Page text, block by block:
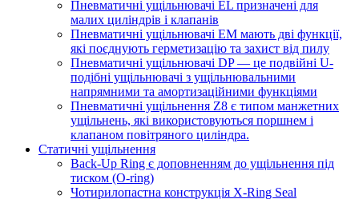
Пневматичні ущільнювачі EL призначені для
малих циліндрів і клапанів
Пневматичні ущільнювачі EM мають дві функції,
які поєднують герметизацію та захист від пилу
Пневматичні ущільнювачі DP — це подвійні U-
подібні ущільнювачі з ущільнювальними
напрямними та амортизаційними функціями
Пневматичні ущільнення Z8 є типом манжетних
ущільнень, які використовуються поршнем і
клапаном повітряного циліндра.
Статичні ущільнення
Back-Up Ring є доповненням до ущільнення під
тиском (O-ring)
Чотирилопастна конструкція X-Ring Seal